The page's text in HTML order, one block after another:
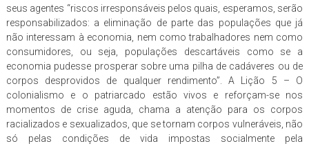
seus agentes “riscos irresponsáveis pelos quais, esperamos, serão
responsabilizados: a eliminação de parte das populações que já
não interessam à economia, nem como trabalhadores nem como
consumidores, ou seja, populações descartáveis como se a
economia pudesse prosperar sobre uma pilha de cadáveres ou de
corpos desprovidos de qualquer rendimento”. A Lição 5 – O
colonialismo e o patriarcado estão vivos e reforçam-se nos
momentos de crise aguda, chama a atenção para os corpos
racializados e sexualizados, que se tornam corpos vulneráveis, não
só pelas condições de vida impostas socialmente pela